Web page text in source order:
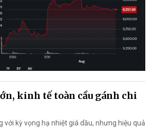
kinh tế toàn cầu gánh chi
với kỳ vọng hạ nhiệt giá dầu, nhưng hiệu quả